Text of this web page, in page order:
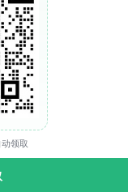
考试的能力要
考试原题、答
领取